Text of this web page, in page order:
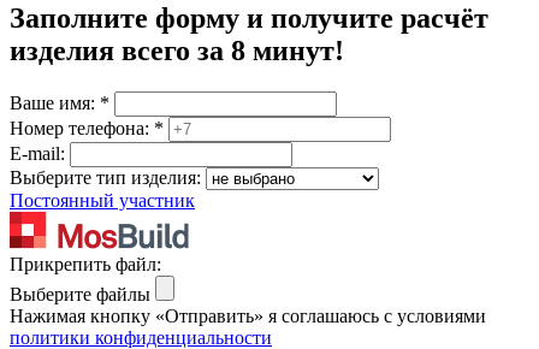
Заполните форму и получите расчёт
изделия всего за 8 минут!
Ваше имя: *
Номер телефона: *
E-mail:
Выберите тип изделия:
Постоянный участник
Прикрепить файл:
Выберите файлы
Нажимая кнопку «Отправить» я соглашаюсь с условиями
политики конфиденциальности